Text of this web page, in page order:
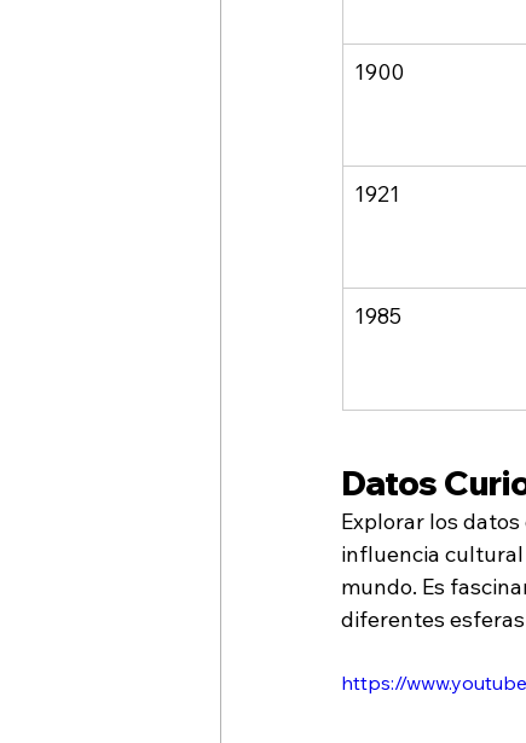
1900
1921
1985
Datos
Explorar los
influencia
mundo. Es
diferentes
https://